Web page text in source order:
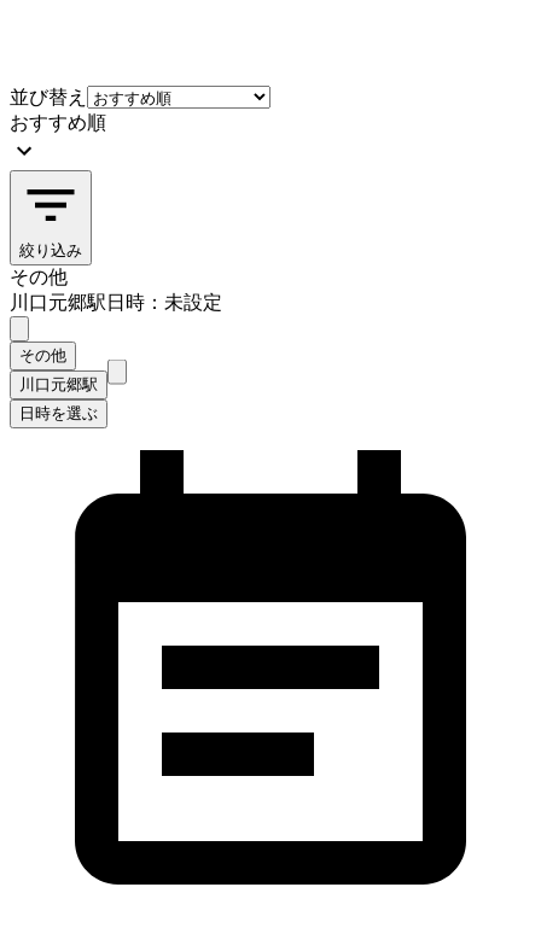
並び替え
おすすめ順
絞り込み
その他
川口元郷駅日時：未設定
その他
川口元郷駅
日時を選ぶ